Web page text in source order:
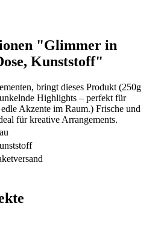
"Glimmer in
Kunststoff"
bringt dieses Produkt (250g
Highlights – perfekt für
Akzente im Raum.) Frische und
für kreative Arrangements.